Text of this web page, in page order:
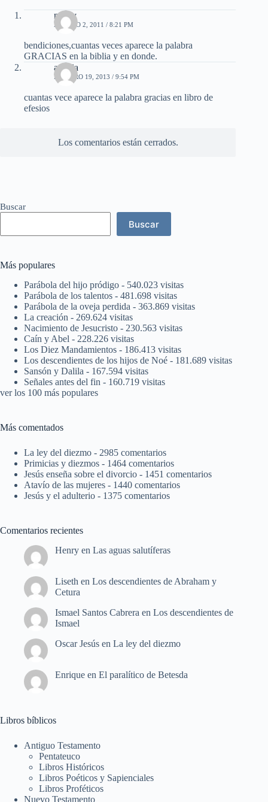
nancy
AGOSTO 2, 2011 / 8:21 PM
bendiciones,cuantas veces aparece la palabra
GRACIAS en la biblia y en donde.
amalia
FEBRERO 19, 2013 / 9:54 PM
cuantas vece aparece la palabra gracias en libro de
efesios
Los comentarios están cerrados.
Buscar
Buscar
Más populares
Parábola del hijo pródigo - 540.023 visitas
Parábola de los talentos - 481.698 visitas
Parábola de la oveja perdida - 363.869 visitas
La creación - 269.624 visitas
Nacimiento de Jesucristo - 230.563 visitas
Caín y Abel - 228.226 visitas
Los Diez Mandamientos - 186.413 visitas
Los descendientes de los hijos de Noé - 181.689 visitas
Sansón y Dalila - 167.594 visitas
Señales antes del fin - 160.719 visitas
ver los 100 más populares
Más comentados
La ley del diezmo - 2985 comentarios
Primicias y diezmos - 1464 comentarios
Jesús enseña sobre el divorcio - 1451 comentarios
Atavío de las mujeres - 1440 comentarios
Jesús y el adulterio - 1375 comentarios
Comentarios recientes
Henry en Las aguas salutíferas
Liseth en Los descendientes de Abraham y
Cetura
Ismael Santos Cabrera en Los descendientes de
Ismael
Oscar Jesús en La ley del diezmo
Enrique en El paralítico de Betesda
Libros bíblicos
Antiguo Testamento
Pentateuco
Libros Históricos
Libros Poéticos y Sapienciales
Libros Proféticos
Nuevo Testamento